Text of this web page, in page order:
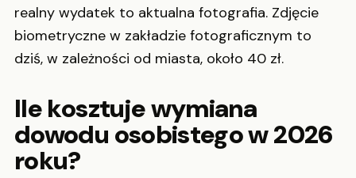
realny wydatek to aktualna fotografia. Zdjęcie
biometryczne w zakładzie fotograficznym to
dziś, w zależności od miasta, około 40 zł.
Ile kosztuje wymiana
dowodu osobistego w 2026
roku?